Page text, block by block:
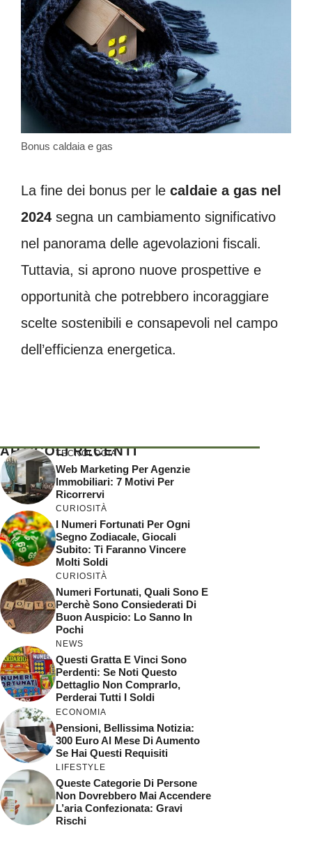
Bonus caldaia e gas
La fine dei bonus per le caldaie a gas nel
2024 segna un cambiamento significativo
nel panorama delle agevolazioni fiscali.
Tuttavia, si aprono nuove prospettive e
opportunità che potrebbero incoraggiare
scelte sostenibili e consapevoli nel campo
dell’efficienza energetica.
ARTICOLI RECENTI
TECNOLOGIA
Web Marketing Per Agenzie
Immobiliari: 7 Motivi Per
Ricorrervi
CURIOSITÀ
I Numeri Fortunati Per Ogni
Segno Zodiacale, Giocali
Subito: Ti Faranno Vincere
Molti Soldi
CURIOSITÀ
Numeri Fortunati, Quali Sono E
Perchè Sono Consiederati Di
Buon Auspicio: Lo Sanno In
Pochi
NEWS
Questi Gratta E Vinci Sono
Perdenti: Se Noti Questo
Dettaglio Non Comprarlo,
Perderai Tutti I Soldi
ECONOMIA
Pensioni, Bellissima Notizia:
300 Euro Al Mese Di Aumento
Se Hai Questi Requisiti
LIFESTYLE
Queste Categorie Di Persone
Non Dovrebbero Mai Accendere
L’aria Confezionata: Gravi
Rischi